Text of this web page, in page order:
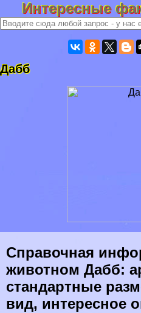
Интересные
Дабб
Справочная
животном Дабб:
стандартные
вид, интересное